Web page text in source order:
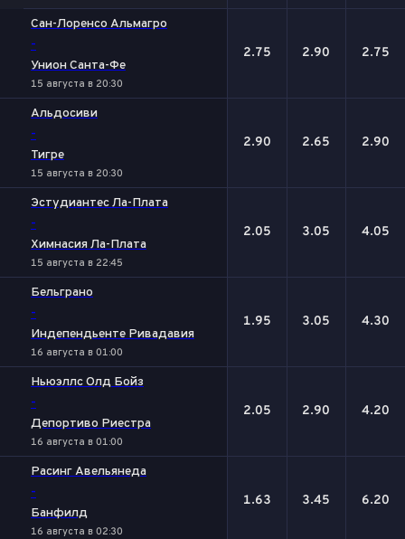
Сан-Лоренсо Альмагро
-
Унион Санта-Фе
15 августа в 20:30
2.75 2.90 2.75
Альдосиви
-
Тигре
15 августа в 20:30
2.90 2.65 2.90
Эстудиантес Ла-Плата
-
Химнасия Ла-Плата
15 августа в 22:45
2.05 3.05 4.05
Бельграно
-
Индепендьенте Ривадавия
16 августа в 01:00
1.95 3.05 4.30
Ньюэллс Олд Бойз
-
Депортиво Риестра
16 августа в 01:00
2.05 2.90 4.20
Расинг Авельянеда
-
Банфилд
16 августа в 02:30
1.63 3.45 6.20